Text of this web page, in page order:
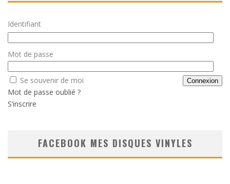
Identifiant
Mot de passe
Se souvenir de moi
Mot de passe oublié ?
S’inscrire
FACEBOOK MES DISQUES VINYLES